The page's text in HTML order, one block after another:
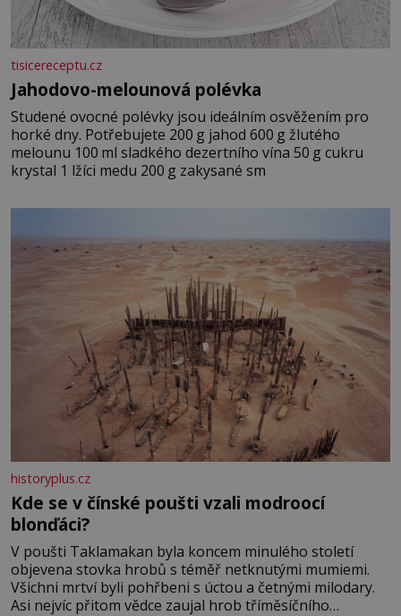
tisicereceptu.cz
Jahodovo-melounová polévka
Studené ovocné polévky jsou ideálním osvěžením pro
horké dny. Potřebujete 200 g jahod 600 g žlutého
melounu 100 ml sladkého dezertního vína 50 g cukru
krystal 1 lžíci medu 200 g zakysané sm
historyplus.cz
Kde se v čínské poušti vzali modroocí
blonďáci?
V poušti Taklamakan byla koncem minulého století
objevena stovka hrobů s téměř netknutými mumiemi.
Všichni mrtví byli pohřbeni s úctou a četnými milodary.
Asi nejvíc přitom vědce zaujal hrob tříměsíčního